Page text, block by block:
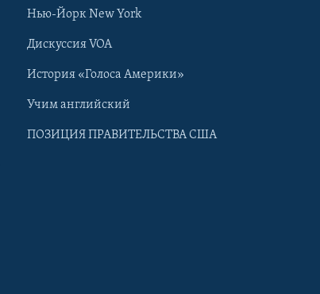
Нью-Йорк New York
Дискуссия VOA
История «Голоса Америки»
Учим английский
ПОЗИЦИЯ ПРАВИТЕЛЬСТВА США